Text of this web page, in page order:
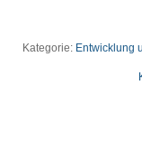
Kategorie: Entwicklung